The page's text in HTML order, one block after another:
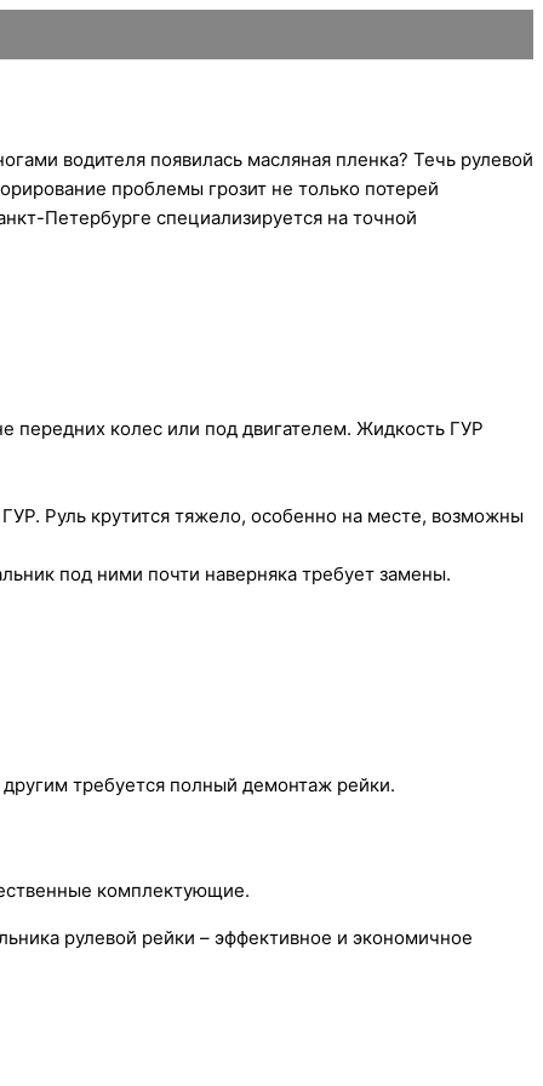
водителя появилась масляная пленка? Течь рулевой
проблемы грозит не только потерей
Петербурге специализируется на точной
передних колес или под двигателем. Жидкость ГУР
Руль крутится тяжело, особенно на месте, возможны
под ними почти наверняка требует замены.
требуется полный демонтаж рейки.
комплектующие.
рулевой рейки – эффективное и экономичное